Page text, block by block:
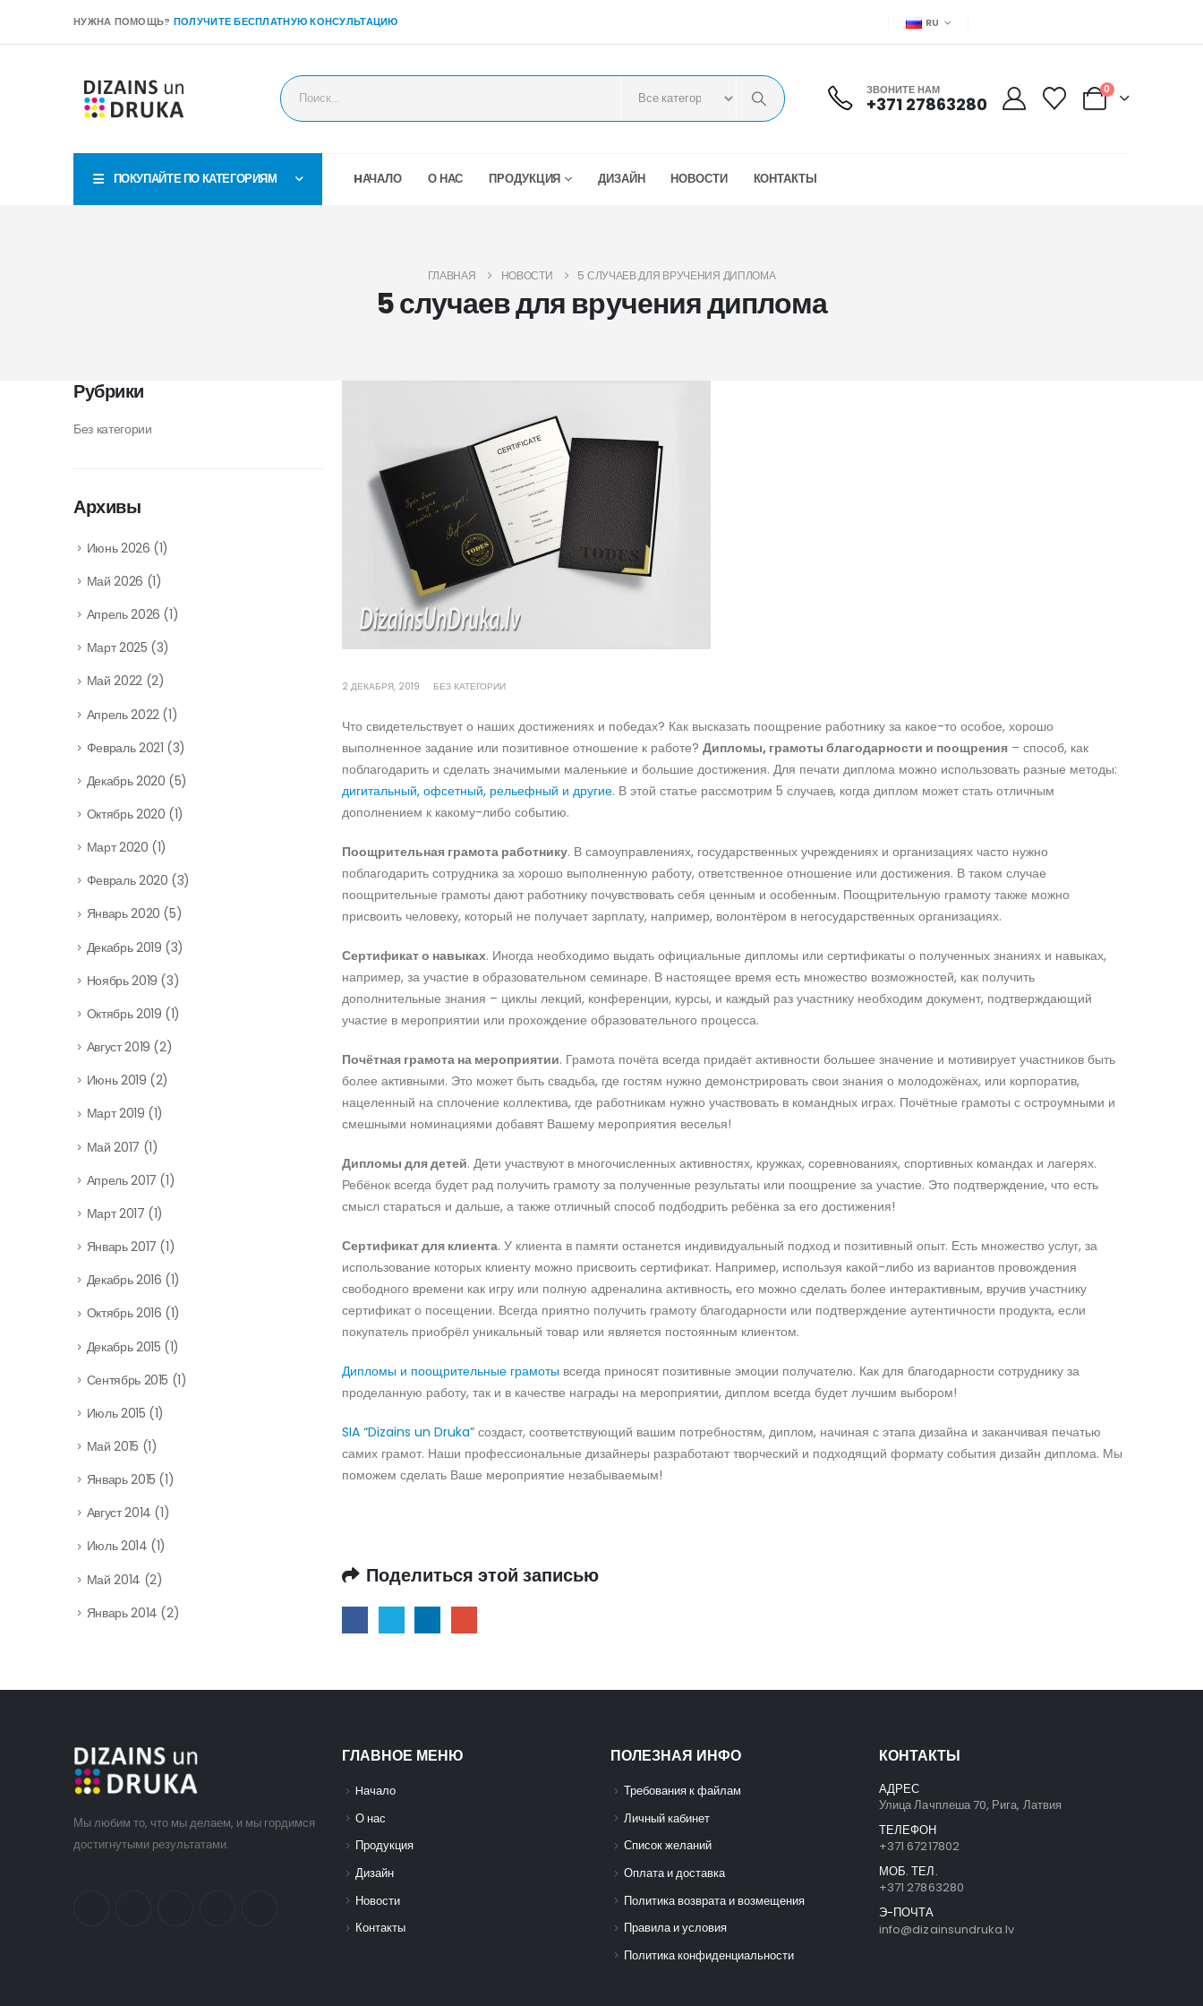
НУЖНА ПОМОЩЬ? ПОЛУЧИТЕ БЕСПЛАТНУЮ КОНСУЛЬТАЦИЮ RU
ЗВОНИТЕ НАМ
+371 27863280
0
ПОКУПАЙТЕ ПО КАТЕГОРИЯМ HАЧАЛО О НАС ПРОДУКЦИЯ ДИЗАЙН НОВОСТИ КОНТАКТЫ
ГЛАВНАЯ НОВОСТИ 5 СЛУЧАЕВ ДЛЯ ВРУЧЕНИЯ ДИПЛОМА
5 случаев для вручения диплома
2 ДЕКАБРЯ, 2019 БЕЗ КАТЕГОРИИ
Что свидетельствует о наших достижениях и победах? Как высказать поощрение работнику за какое-то особое, хорошо
выполненное задание или позитивное отношение к работе? Дипломы, грамоты благодарности и поощрения – способ, как
поблагодарить и сделать значимыми маленькие и большие достижения. Для печати диплома можно использовать разные методы:
дигитальный, офсетный, рельефный и другие. В этой статье рассмотрим 5 случаев, когда диплом может стать отличным
дополнением к какому-либо событию.
Поощрительная грамота работнику. В самоуправлениях, государственных учреждениях и организациях часто нужно
поблагодарить сотрудника за хорошо выполненную работу, ответственное отношение или достижения. В таком случае
поощрительные грамоты дают работнику почувствовать себя ценным и особенным. Поощрительную грамоту также можно
присвоить человеку, который не получает зарплату, например, волонтёром в негосударственных организациях.
Сертификат о навыках. Иногда необходимо выдать официальные дипломы или сертификаты о полученных знаниях и навыках,
например, за участие в образовательном семинаре. В настоящее время есть множество возможностей, как получить
дополнительные знания – циклы лекций, конференции, курсы, и каждый раз участнику необходим документ, подтверждающий
участие в мероприятии или прохождение образовательного процесса.
Почётная грамота на мероприятии. Грамота почёта всегда придаёт активности большее значение и мотивирует участников быть
более активными. Это может быть свадьба, где гостям нужно демонстрировать свои знания о молодожёнах, или корпоратив,
нацеленный на сплочение коллектива, где работникам нужно участвовать в командных играх. Почётные грамоты с остроумными и
смешными номинациями добавят Вашему мероприятия веселья!
Дипломы для детей. Дети участвуют в многочисленных активностях, кружках, соревнованиях, спортивных командах и лагерях.
Ребёнок всегда будет рад получить грамоту за полученные результаты или поощрение за участие. Это подтверждение, что есть
смысл стараться и дальше, а также отличный способ подбодрить ребёнка за его достижения!
Сертификат для клиента. У клиента в памяти останется индивидуальный подход и позитивный опыт. Есть множество услуг, за
использование которых клиенту можно присвоить сертификат. Например, используя какой-либо из вариантов провождения
свободного времени как игру или полную адреналина активность, его можно сделать более интерактивным, вручив участнику
сертификат о посещении. Всегда приятно получить грамоту благодарности или подтверждение аутентичности продукта, если
покупатель приобрёл уникальный товар или является постоянным клиентом.
Дипломы и поощрительные грамоты всегда приносят позитивные эмоции получателю. Как для благодарности сотруднику за
проделанную работу, так и в качестве награды на мероприятии, диплом всегда будет лучшим выбором!
SIA “Dizains un Druka” создаст, соответствующий вашим потребностям, диплом, начиная с этапа дизайна и заканчивая печатью
самих грамот. Наши профессиональные дизайнеры разработают творческий и подходящий формату события дизайн диплома. Мы
поможем сделать Ваше мероприятие незабываемым!
Поделиться этой записью
Рубрики
Без категории
Архивы
Июнь 2026 (1)
Май 2026 (1)
Апрель 2026 (1)
Март 2025 (3)
Май 2022(2)
Апрель 2022(1)
Февраль 2021 (3)
Декабрь 2020 (5)
Октябрь 2020 (1)
Март 2020 (1)
Февраль 2020 (3)
Январь 2020 (5)
Декабрь 2019 (3)
Ноябрь 2019 (3)
Октябрь 2019 (1)
Август 2019 (2)
Июнь 2019 (2)
Март 2019 (1)
Май 2017 (1)
Апрель 2017 (1)
Март 2017 (1)
Январь 2017 (1)
Декабрь 2016 (1)
Октябрь 2016 (1)
Декабрь 2015 (1)
Сентябрь 2015 (1)
Июль 2015 (1)
Май 2015 (1)
Январь 2015 (1)
Август 2014 (1)
Июль 2014 (1)
Май 2014 (2)
Январь 2014 (2)
Мы любим то, что мы делаем, и мы гордимся
достигнутыми результатами.
ГЛАВНОЕ МЕНЮ
Hачало
О нас
Продукция
Дизайн
Новости
Контакты
ПОЛЕЗНАЯ ИНФО
Требования к файлам
Личный кабинет
Список желаний
Оплата и доставка
Политика возврата и возмещения
Правила и условия
Политика конфиденциальности
КОНТАКТЫ
АДРЕС
Улица Лачплеша 70, Рига, Латвия
ТЕЛЕФОН
+371 67217802
МОБ. ТЕЛ.
+371 27863280
Э-ПОЧТА
info@dizainsundruka.lv